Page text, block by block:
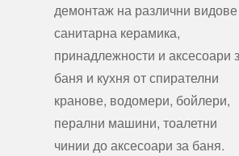
демонтаж на различни видове
санитарна керамика,
принадлежности и аксесоари
баня и кухня от спирателни
кранове, водомери, бойлери,
перални машини, тоалетни
чинии до аксесоари за баня.